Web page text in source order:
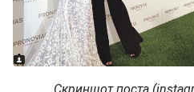
Скриншот поста